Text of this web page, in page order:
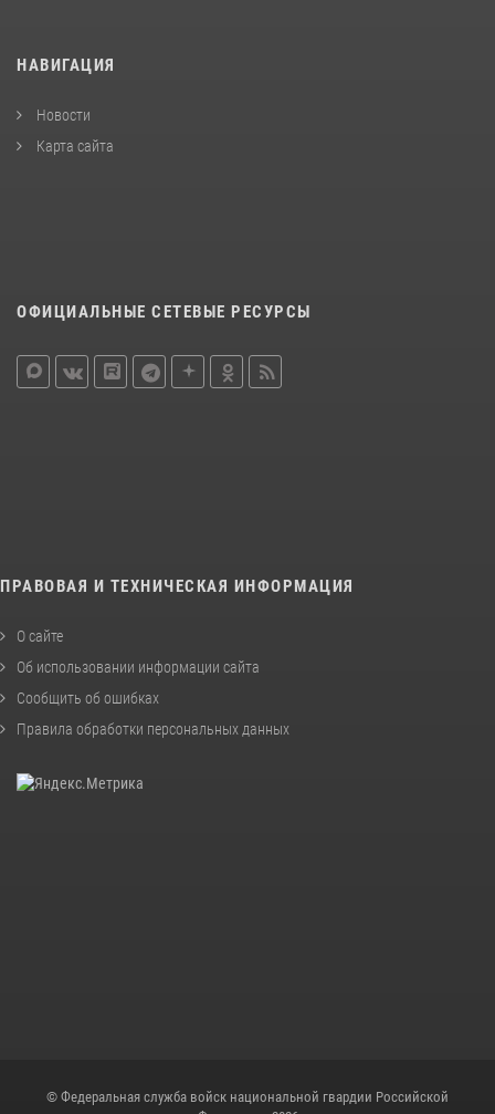
НАВИГАЦИЯ
Новости
Карта сайта
ОФИЦИАЛЬНЫЕ СЕТЕВЫЕ РЕСУРСЫ
ПРАВОВАЯ И ТЕХНИЧЕСКАЯ ИНФОРМАЦИЯ
О сайте
Об использовании информации сайта
Сообщить об ошибках
Правила обработки персональных данных
© Федеральная служба войск национальной гвардии Российской